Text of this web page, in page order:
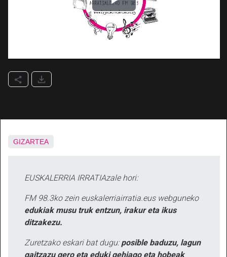
GIZARTEA
EUSKALERRIA IRRATIAzale hori:
FM 98.3ko zein euskalerriairratia.eus webguneko
edukiak musu truk entzun, irakur eta ikus
ditzakezu.
Zuretzako eskari bat dugu: posible baduzu, lagun
gaitzazu gero eta eduki gehiago eta hobeak